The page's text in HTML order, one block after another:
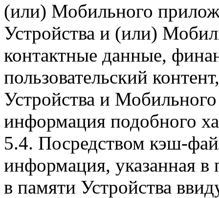
(или) Мобильного
Устройства и (или)
контактные данные,
пользовательский
Устройства и
информация подобного
5.4. Посредством кэш-
информация, указанная в
в памяти Устройства